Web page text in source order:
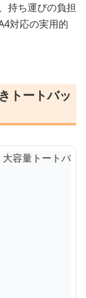
持ち運びの負担
対応の実用的
トートバッ